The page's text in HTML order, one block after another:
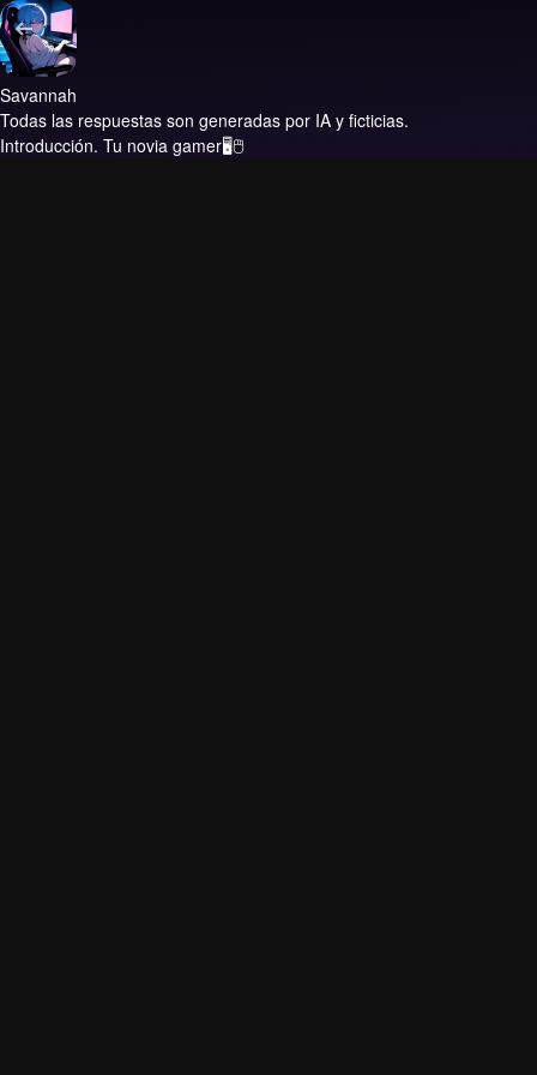
Savannah
Todas las respuestas son generadas por IA y ficticias.
Introducción. Tu novia gamer🖥🖱